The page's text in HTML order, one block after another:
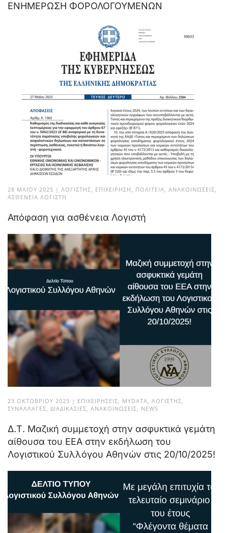
ΕΝΗΜΕΡΩΣΗ ΦΟΡΟΛΟΓΟΥΜΕΝΩΝ
28 ΜΑΪ́ΟΥ 2025 | ΛΟΓΙΣΤΉΣ, ΕΠΙΧΕΊΡΗΣΗ , ΠΟΛΙΤΕΊΑ, ΑΝΑΚΟΙΝΏΣΕΙΣ,
ΑΣΘΈΝΕΙΑ ΛΟΓΙΣΤΉ
Απόφαση για ασθένεια Λογιστή
23 ΟΚΤΩΒΡΊΟΥ 2025 | ΕΠΙΧΕΙΡΉΣΕΙΣ, MYDATA, ΛΟΓΙΣΤΉΣ,
ΣΥΝΑΛΛΑΓΈΣ, ΔΙΑΔΙΚΑΣΊΕΣ, ΑΝΑΚΟΙΝΏΣΕΙΣ, NEWS
Δ.Τ. Μαζική συμμετοχή στην ασφυκτικά γεμάτη
αίθουσα του ΕΕΑ στην εκδήλωση του
Λογιστικού Συλλόγου Αθηνών στις 20/10/2025!